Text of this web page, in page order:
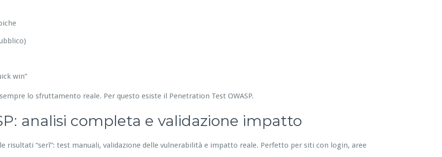
win”
lo sfruttamento reale. Per questo esiste il Penetration Test OWASP.
analisi completa e validazione impatto
risultati “serî”: test manuali, validazione delle vulnerabilità e impatto reale. Perfetto per siti con login, aree